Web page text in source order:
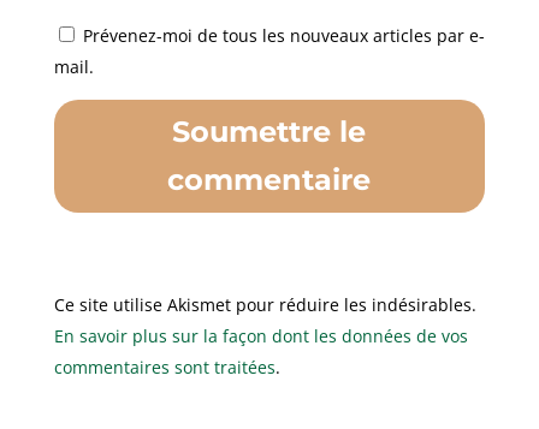
Prévenez-moi de tous les nouveaux articles par e-
mail.
Soumettre le
commentaire
Ce site utilise Akismet pour réduire les indésirables.
En savoir plus sur la façon dont les données de vos
commentaires sont traitées.